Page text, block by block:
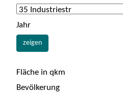
Jahr
zeigen
Fläche in qkm
Bevölkerung